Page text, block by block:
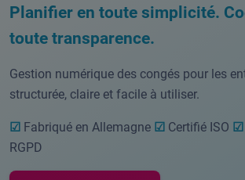
Planifier en toute simplicité.
toute transparence.
Gestion numérique des congés pour les
structurée, claire et facile à utiliser.
☑ Fabriqué en Allemagne ☑ Certifié ISO ☑
RGPD